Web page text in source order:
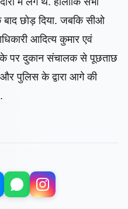
छोड़ दिया. जबकि सीओ
आदित्य कुमार एवं
पर दुकान संचालक से पूछताछ
पुलिस के द्वारा आगे की